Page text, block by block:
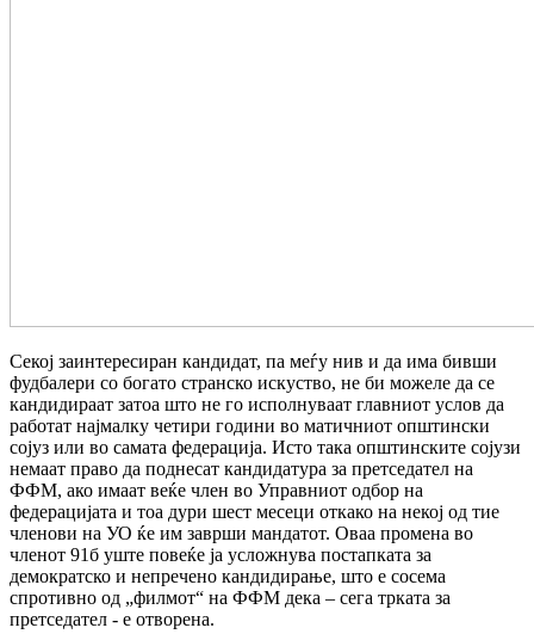
Секој заинтересиран кандидат, па меѓу нив и да има бивши
фудбалери со богато странско искуство, не би можеле да се
кандидираат затоа што не го исполнуваат главниот услов да
работат најмалку четири години во матичниот општински
сојуз или во самата федерација. Исто така општинските сојузи
немаат право да поднесат кандидатура за претседател на
ФФМ, ако имаат веќе член во Управниот одбор на
федерацијата и тоа дури шест месеци откако на некој од тие
членови на УО ќе им заврши мандатот. Оваа промена во
членот 91б уште повеќе ја усложнува постапката за
демократско и непречено кандидирање, што е сосема
спротивно од „филмот“ на ФФМ дека – сега трката за
претседател - е отворена.